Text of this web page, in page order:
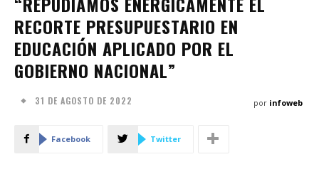
RECORTE PRESUPUESTARIO EN
EDUCACIÓN APLICADO POR EL
GOBIERNO NACIONAL”
31 DE AGOSTO DE 2022 por infoweb
Facebook Twitter